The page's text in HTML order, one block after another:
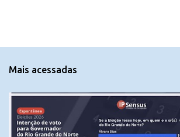
n
r
i
o
Mais acessadas